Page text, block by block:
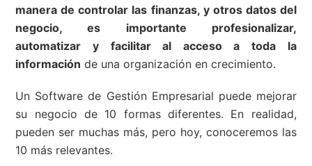
manera de controlar las finanzas, y otros datos del
negocio, es importante profesionalizar,
automatizar y facilitar al acceso a toda la
información de una organización en crecimiento.
Un Software de Gestión Empresarial puede mejorar
su negocio de 10 formas diferentes. En realidad,
pueden ser muchas más, pero hoy, conoceremos las
10 más relevantes.